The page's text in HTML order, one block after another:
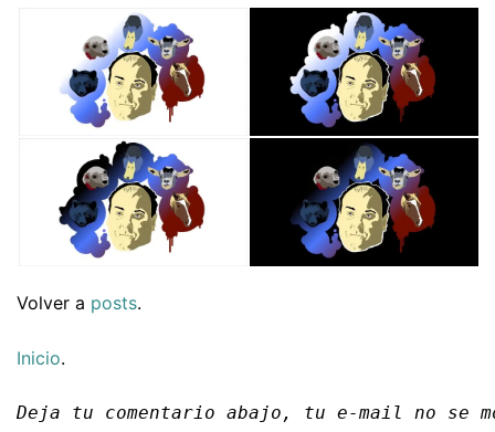
Volver a posts.
Inicio.
Deja tu comentario abajo, tu e-mail no se